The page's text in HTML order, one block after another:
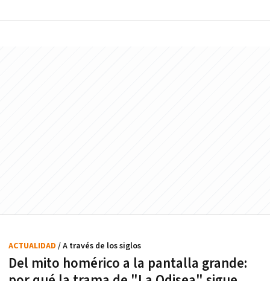
Del mito homérico a la pantalla grande:
ACTUALIDAD / A través de los siglos